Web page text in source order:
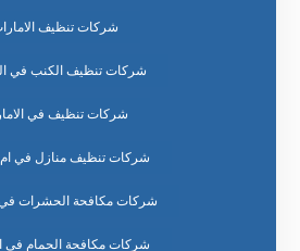
شركات تنظيف
شركات تنظيف الكنب في
شركات تنظيف في
شركات تنظيف منازل في ام
شركات مكافحة الحشرات في
شركات مكافحة الحمام في